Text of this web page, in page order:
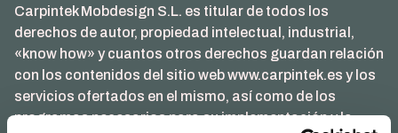
Carpintek Mobdesign S.L. es titular de todos los
derechos de autor, propiedad intelectual, industrial,
«know how» y cuantos otros derechos guardan relación
con los contenidos del sitio web www.carpintek.es y los
servicios ofertados en el mismo, así como de los
programas necesarios para su implementación y la